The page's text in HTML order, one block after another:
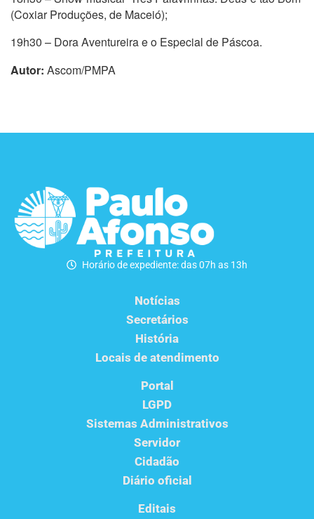
(Coxiar Produções, de Maceió);
19h30 – Dora Aventureira e o Especial de Páscoa.
Autor: Ascom/PMPA
Horário de expediente: das 07h as 13h
Notícias
Secretários
História
Locais de atendimento
Portal
LGPD
Sistemas Administrativos
Servidor
Cidadão
Diário oficial
Editais